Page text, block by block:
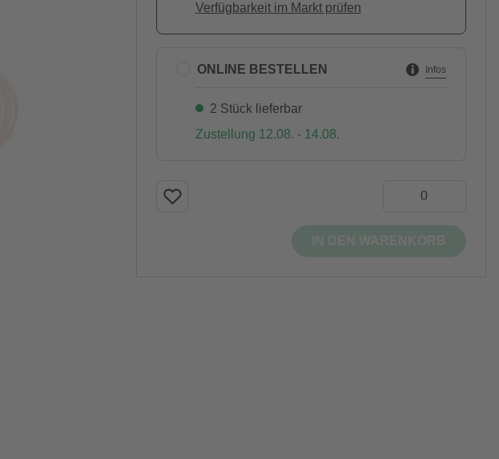
Verfügbarkeit im Markt prüfen
ONLINE BESTELLEN Infos
2 Stück lieferbar
Zustellung 12.08. - 14.08.